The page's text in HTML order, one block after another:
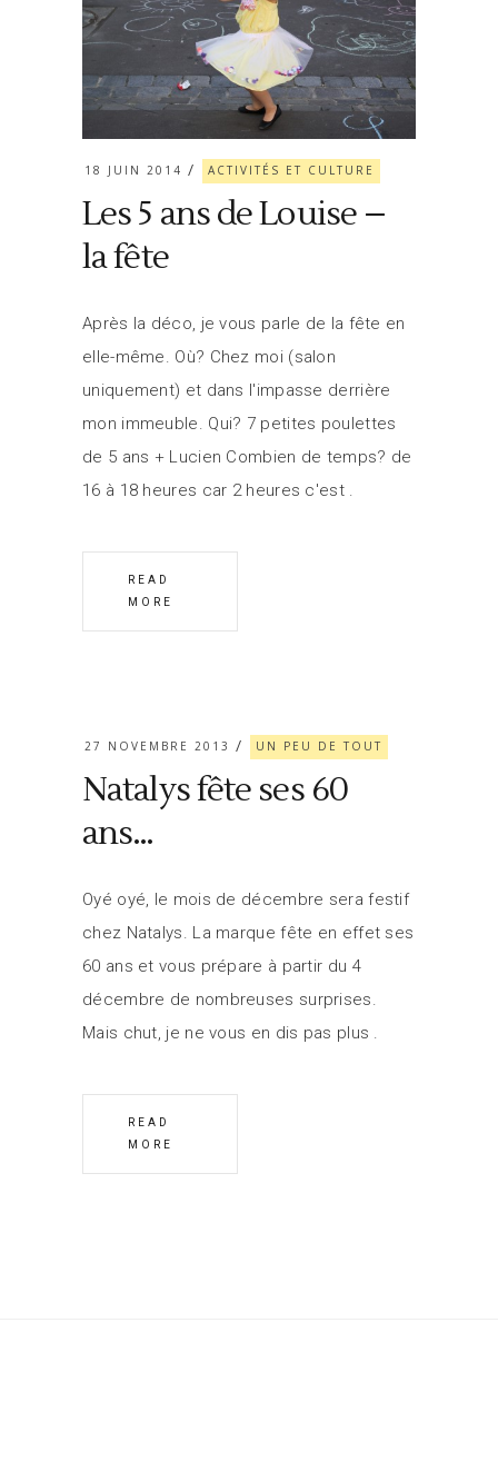
18 JUIN 2014 ACTIVITÉS ET CULTURE
Les 5 ans de Louise –
la fête
Après la déco, je vous parle de la fête en
elle-même. Où? Chez moi (salon
uniquement) et dans l'impasse derrière
mon immeuble. Qui? 7 petites poulettes
de 5 ans + Lucien Combien de temps? de
16 à 18 heures car 2 heures c'est
READ
MORE
27 NOVEMBRE 2013 UN PEU DE TOUT
Natalys fête ses 60
ans…
Oyé oyé, le mois de décembre sera festif
chez Natalys. La marque fête en effet ses
60 ans et vous prépare à partir du 4
décembre de nombreuses surprises.
Mais chut, je ne vous en dis pas plus
READ
MORE